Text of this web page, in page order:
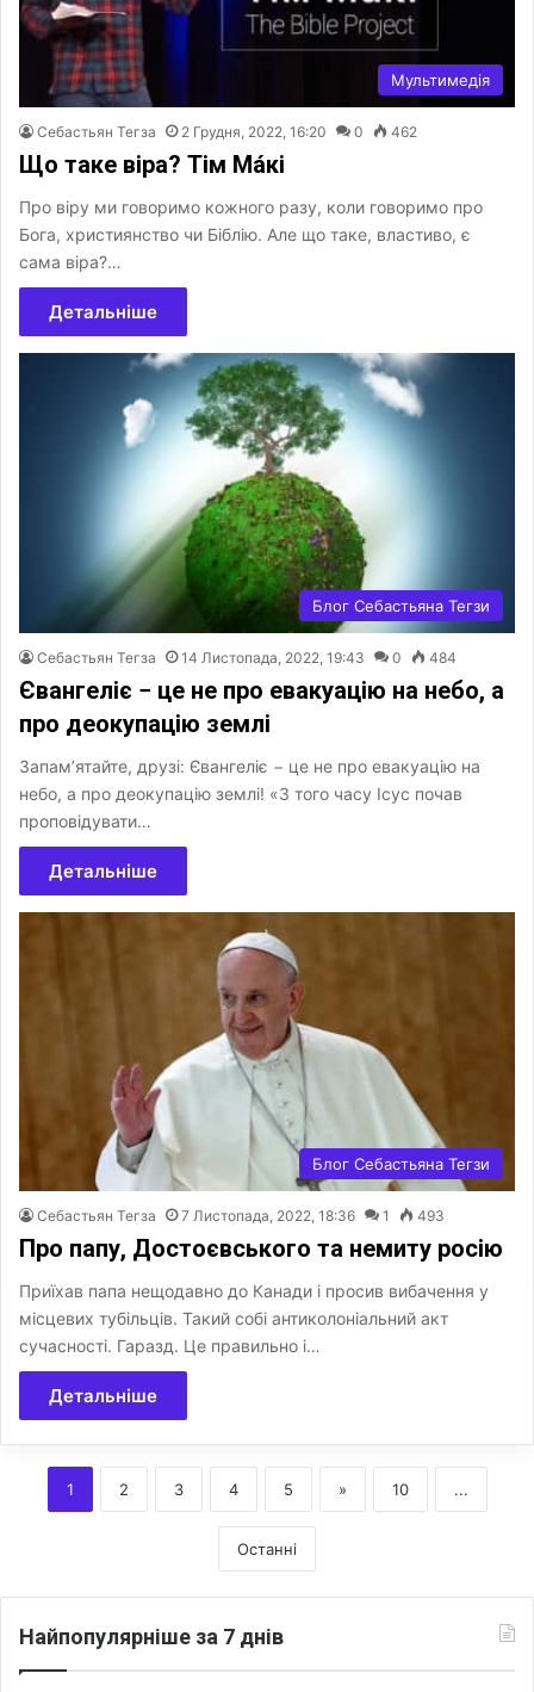
Мультимедія
Себастьян Тегза 2 Грудня, 2022, 16:20 0 462
Що таке віра? Тім Ма́кі
Про віру ми говоримо кожного разу, коли говоримо про
Бога, християнство чи Біблію. Але що таке, властиво, є
сама віра?…
Детальніше
Блог Себастьяна Тегзи
Себастьян Тегза 14 Листопада, 2022, 19:43 0 484
Євангеліє − це не про евакуацію на небо, а
про деокупацію землі
Запам’ятайте, друзі: Євангеліє − це не про евакуацію на
небо, а про деокупацію землі! «З того часу Ісус почав
проповідувати…
Детальніше
Блог Себастьяна Тегзи
Себастьян Тегза 7 Листопада, 2022, 18:36 1 493
Про папу, Достоєвського та немиту росію
Приїхав папа нещодавно до Канади і просив вибачення у
місцевих тубільців. Такий собі антиколоніальний акт
сучасності. Гаразд. Це правильно і…
Детальніше
1 2 3 4 5 » 10 ...
Останні
Найпопулярніше за 7 днів